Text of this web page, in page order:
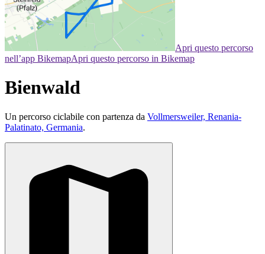
Apri questo percorso
nell’app BikemapApri questo percorso in Bikemap
Bienwald
Un percorso ciclabile con partenza da Vollmersweiler, Renania-
Palatinato, Germania.